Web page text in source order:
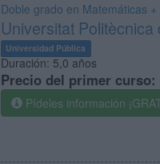
Doble grado en Matemáticas
Universitat Politècnica
Universidad Pública
Duración: 5,0 años
Precio del primer curso:
Pídeles información